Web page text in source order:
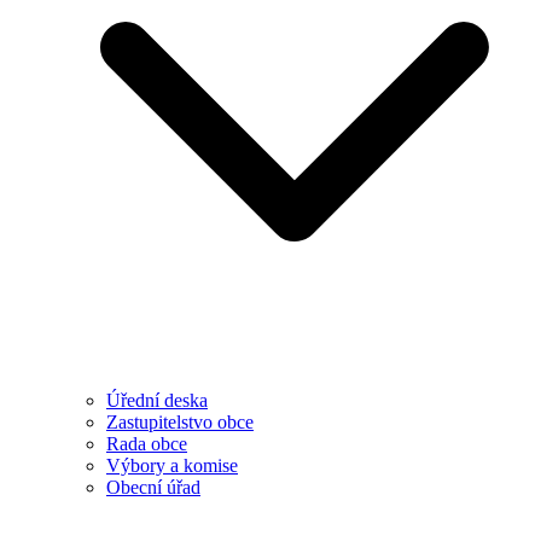
Úřední deska
Zastupitelstvo obce
Rada obce
Výbory a komise
Obecní úřad